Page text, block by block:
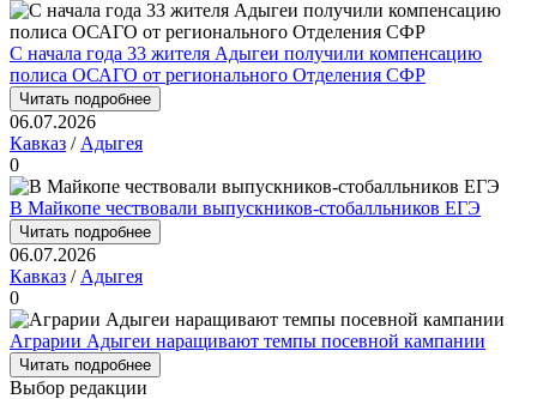
С начала года 33 жителя Адыгеи получили компенсацию
полиса ОСАГО от регионального Отделения СФР
Читать подробнее
06.07.2026
Кавказ / Адыгея
0
В Майкопе чествовали выпускников-стобалльников ЕГЭ
Читать подробнее
06.07.2026
Кавказ / Адыгея
0
Аграрии Адыгеи наращивают темпы посевной кампании
Читать подробнее
Выбор редакции